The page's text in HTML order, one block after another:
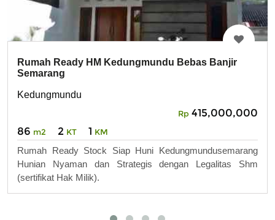
Rumah Ready HM Kedungmundu Bebas Banjir
Semarang
Kedungmundu
Rp 415,000,000
86 m2 2 KT 1 KM
Rumah Ready Stock Siap Huni Kedungmundusemarang
Hunian Nyaman dan Strategis dengan Legalitas Shm
(sertifikat Hak Milik).